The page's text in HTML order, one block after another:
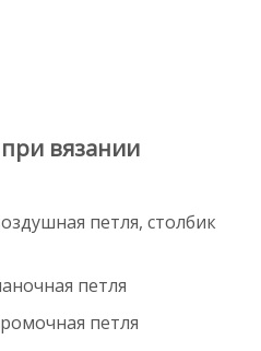
вязании
петля, столбик
петля
петля